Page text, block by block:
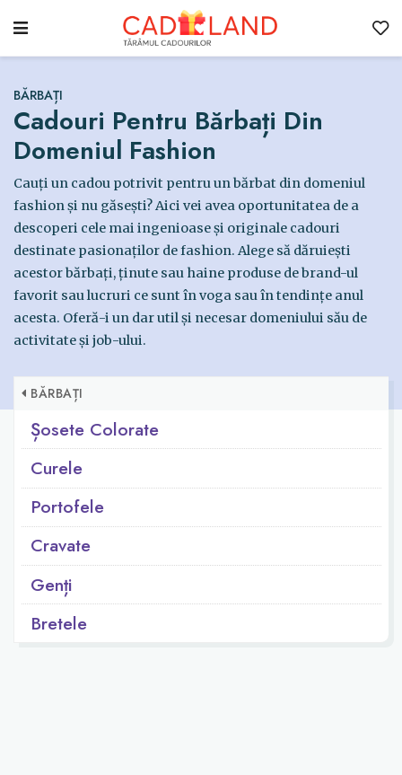
BĂRBAȚI
Cadouri Pentru Bărbați Din
Domeniul Fashion
Cauți un cadou potrivit pentru un bărbat din domeniul
fashion și nu găsești? Aici vei avea oportunitatea de a
descoperi cele mai ingenioase și originale cadouri
destinate pasionaților de fashion. Alege să dăruiești
acestor bărbați, ținute sau haine produse de brand-ul
favorit sau lucruri ce sunt în voga sau în tendințe anul
acesta. Oferă-i un dar util și necesar domeniului său de
activitate și job-ului.
BĂRBAȚI
Șosete Colorate
Curele
Portofele
Cravate
Genți
Bretele